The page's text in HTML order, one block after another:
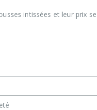
intissées et leur prix